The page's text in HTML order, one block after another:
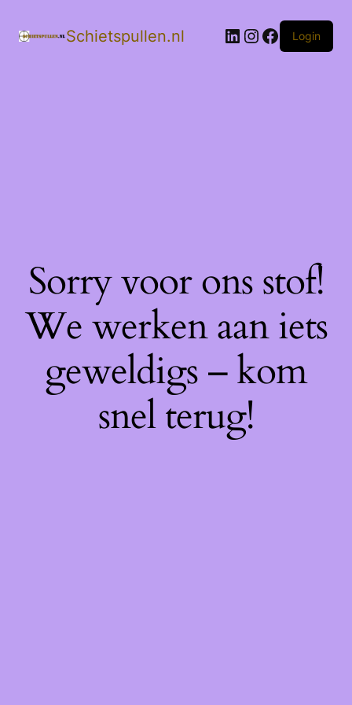
Schietspullen.nl LinkedIn
Instagram
Facebook
Login
Sorry voor ons stof!
We werken aan iets
geweldigs – kom
snel terug!